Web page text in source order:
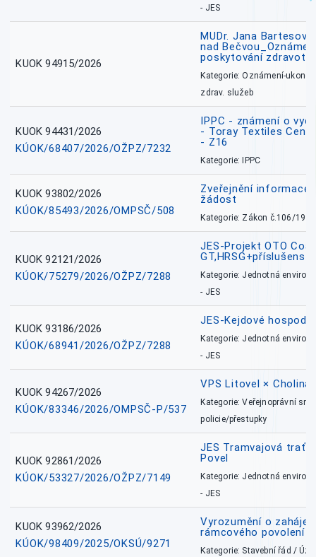
- JES
KUOK 94915/2026
MUDr. Jana
nad
poskytování
Kategorie: Oznámení-
zdrav. služeb
KUOK 94431/2026
KÚOK/68407/2026/OŽPZ/7232
IPPC - známení o
- Toray Textiles
- Z16
Kategorie: IPPC
KUOK 93802/2026
KÚOK/85493/2026/OMPSČ/508
Zveřejnění informace
žádost
Kategorie: Zákon č.106/1999
KUOK 92121/2026
KÚOK/75279/2026/OŽPZ/7288
JES-Projekt OTO
Kategorie: Jednotná
- JES
KUOK 93186/2026
KÚOK/68941/2026/OŽPZ/7288
JES-Kejdové
Kategorie: Jednotná
- JES
KUOK 94267/2026
KÚOK/83346/2026/OMPSČ-P/537
VPS Litovel ×
Kategorie: Veřejnoprávní
policie/přestupky
KUOK 92861/2026
KÚOK/53327/2026/OŽPZ/7149
JES Tramvajová trať
Povel
Kategorie: Jednotná
- JES
KUOK 93962/2026
KÚOK/98409/2025/OKSÚ/9271
Vyrozumění o
rámcového povolení
Kategorie: Stavební řád /